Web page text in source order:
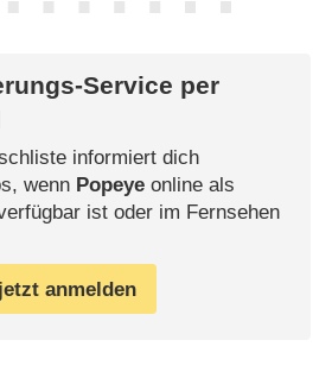
Service per
informiert dich
wenn Popeyeonline als
ist oder im Fernsehen
jetzt anmelden